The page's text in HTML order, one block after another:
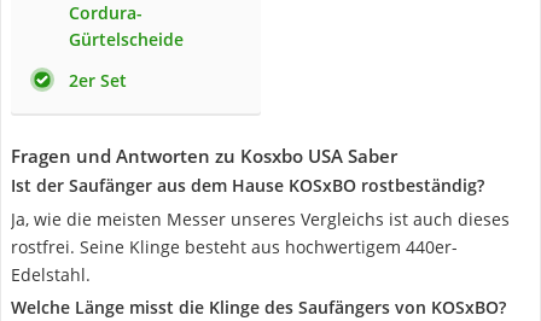
Cordura-
Gürtelscheide
2er Set
Fragen und Antworten zu Kosxbo USA Saber
Ist der Saufänger aus dem Hause KOSxBO rostbeständig?
Ja, wie die meisten Messer unseres Vergleichs ist auch dieses
rostfrei. Seine Klinge besteht aus hochwertigem 440er-
Edelstahl.
Welche Länge misst die Klinge des Saufängers von KOSxBO?